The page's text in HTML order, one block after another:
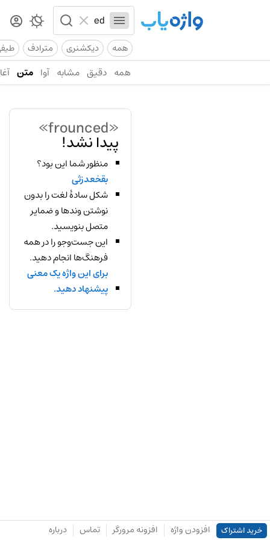
همه دیکشنری مترادف
همه دقیق مشابه آوا متن
«frounced»
پیدا نشد!
منظور شما این بود؟
بقخعدزثی
شکل سادهٔ لغت را بدون
نوشتن وندها و ضمایر
متصل بنویسید.
این جست‌وجو را در همه
فرهنگ‌ها انجام دهید.
برای این واژه یک معنی
پیشنهاد دهید.
خرید اشتراک افزودن واژه افزونه مرورگر تماس درباره